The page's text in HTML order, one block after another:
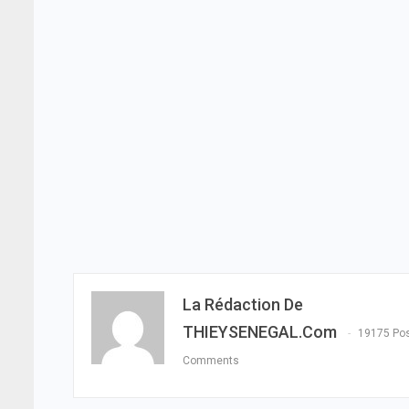
La Rédaction De
THIEYSENEGAL.com
19175
Comments